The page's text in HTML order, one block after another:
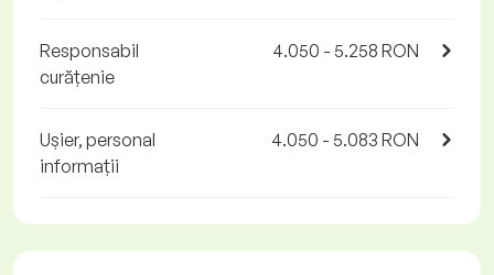
Responsabil
curățenie
4.050 - 5.258 RON
Ușier, personal
informații
4.050 - 5.083 RON